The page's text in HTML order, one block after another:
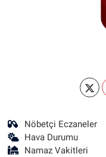
Nöbetçi Eczaneler
Hava Durumu
Namaz Vakitleri